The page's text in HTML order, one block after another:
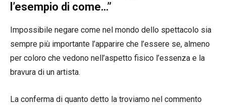
l’esempio di come…”
Impossibile negare come nel mondo dello spettacolo sia
sempre più importante l’apparire che l’essere se, almeno
per coloro che vedono nell’aspetto fisico l’essenza e la
bravura di un artista.
La conferma di quanto detto la troviamo nel commento